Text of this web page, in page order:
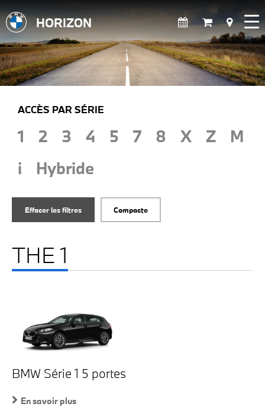
HORIZON
ACCÈS PAR SÉRIE
1 2 3 4 5 7 8 X Z
M
i
Hybride
Effacer les filtres Compacte
THE 1
BMW Série 1 5 portes
En savoir plus